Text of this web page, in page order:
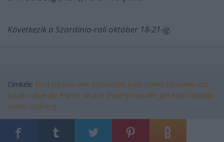
Következik a Szardínia-rali október 18-21-ig.
Címkék: ford citroen wrc sebastien loeb mikko hirvonen ott
tanak rallye de france alsace thierry neuville jari matti latvala
mads ostberg